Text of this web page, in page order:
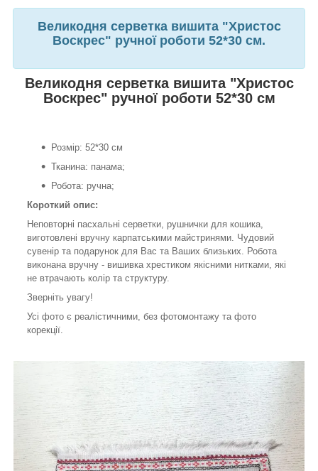
Великодня серветка вишита "Христос
Воскрес" ручної роботи 52*30 см.
Великодня серветка вишита "Христос
Воскрес" ручної роботи 52*30 см
Розмір: 52*30 см
Тканина: панама;
Робота: ручна;
Короткий опис:
Неповторні пасхальні серветки, рушнички для кошика,
виготовлені вручну карпатськими майстринями. Чудовий
сувенір та подарунок для Вас та Ваших близьких. Робота
виконана вручну - вишивка хрестиком якісними нитками, які
не втрачають колір та структуру.
Зверніть увагу!
Усі фото є реалістичними, без фотомонтажу та фото
корекції.